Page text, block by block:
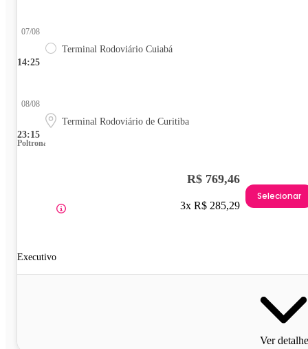
14:25
07/08
Terminal Rodoviário Cuiabá
23:15
08/08
Terminal Rodoviário de Curitiba
Poltrona
Executivo
R$ 769,46
3x R$ 285,29
Selecionar
Ver